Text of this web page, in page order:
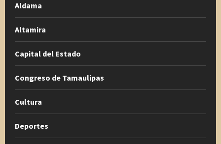
Aldama
Altamira
Capital del Estado
Congreso de Tamaulipas
Cultura
Deportes